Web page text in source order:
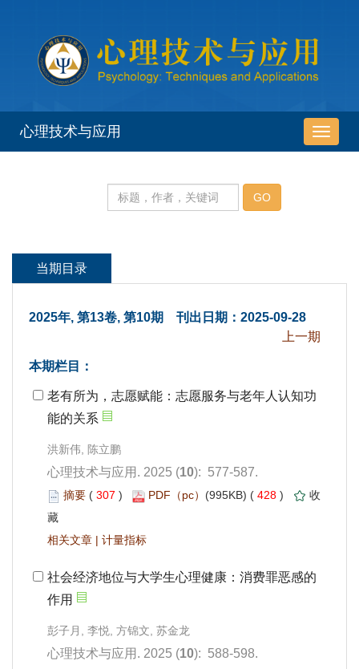
2025年, 第13卷, 第10期 刊出日期：2025-09-28
能的关系
): 577-587.
307 ) 428 )
|
作用
): 588-598.